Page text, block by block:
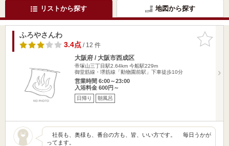
リストから探す 地図から探す
お気に入
りに追加
ふろやさんわ
3.4点/ 12 件
大阪府 / 大阪市西成区
帝塚山三丁目駅2.64km 今船駅229m
御堂筋線・堺筋線「動物園前駅」下車徒歩10分
営業時間 6:00～23:00
入浴料金 600円～
日帰り 朝風呂
社長も、奥様も、番台の方も、皆、いい方です。 毎日うかが
ってます。